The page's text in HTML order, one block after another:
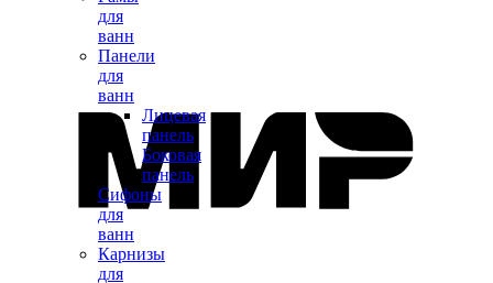
для
ванн
Панели
для
ванн
Лицевая
панель
Боковая
панель
Сифоны
для
ванн
Карнизы
для